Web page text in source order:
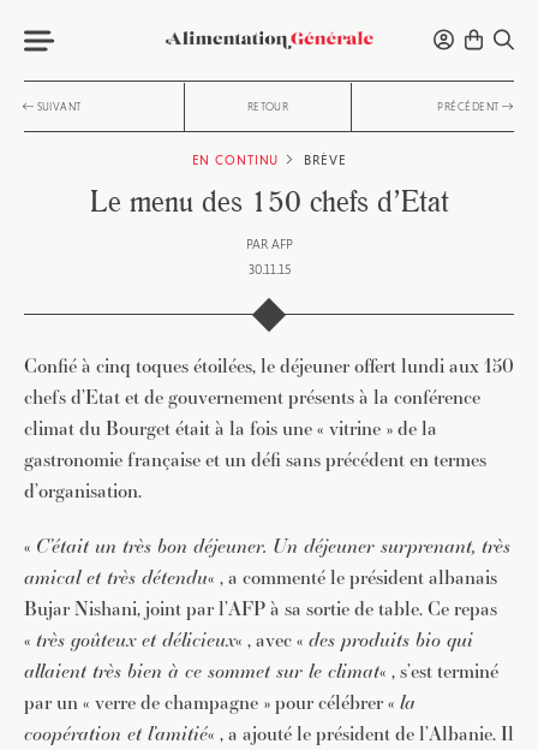
SUIVANT RETOUR PRÉCÉDENT
EN CONTINU BRÈVE
Le menu des 150 chefs d’Etat
PAR AFP
30.11.15
Confié à cinq toques étoilées, le déjeuner offert lundi aux 150
chefs d’Etat et de gouvernement présents à la conférence
climat du Bourget était à la fois une « vitrine » de la
gastronomie française et un défi sans précédent en termes
d’organisation.
« C’était un très bon déjeuner. Un déjeuner surprenant, très
amical et très détendu« , a commenté le président albanais
Bujar Nishani, joint par l’AFP à sa sortie de table. Ce repas
« très goûteux et délicieux« , avec « des produits bio qui
allaient très bien à ce sommet sur le climat« , s’est terminé
par un « verre de champagne » pour célébrer « la
coopération et l’amitié« , a ajouté le président de l’Albanie. Il